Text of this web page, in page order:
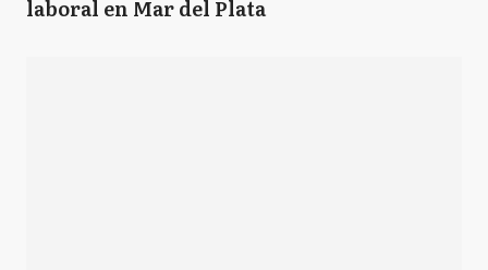
laboral en Mar del Plata